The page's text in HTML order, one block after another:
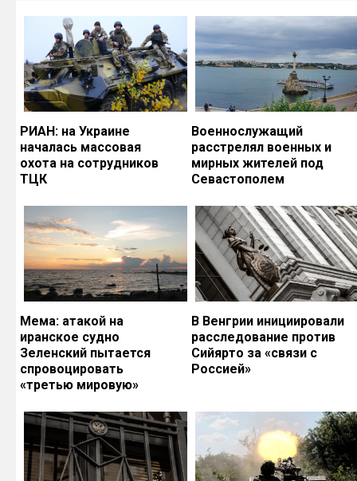
РИАН: на Украине
началась массовая
охота на сотрудников
ТЦК
Военнослужащий
расстрелял военных и
мирных жителей под
Севастополем
Мема: атакой на
иранское судно
Зеленский пытается
спровоцировать
«третью мировую»
В Венгрии инициировали
расследование против
Сийярто за «связи с
Россией»